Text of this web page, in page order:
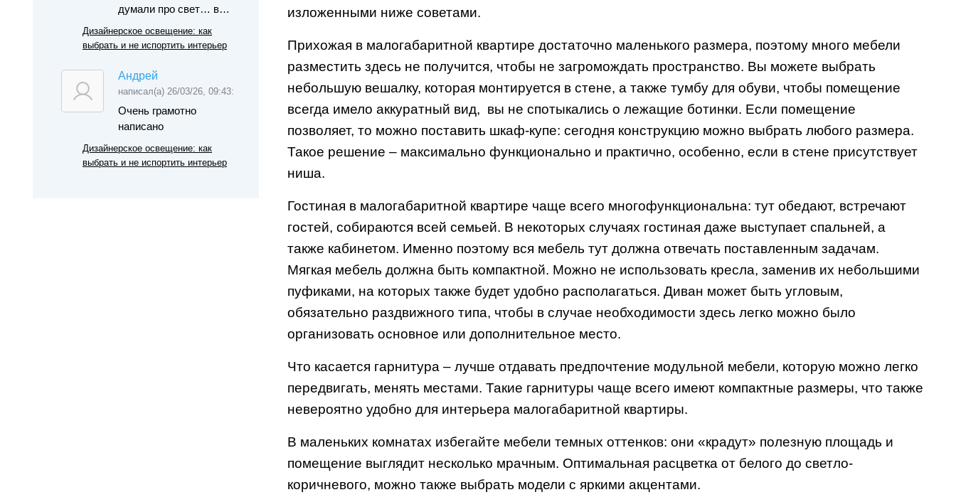
думали про свет… в…
Дизайнерское освещение: как
выбрать и не испортить интерьер
Андрей
написал(а) 26/03/26, 09:43:
Очень грамотно
написано
Дизайнерское освещение: как
выбрать и не испортить интерьер
изложенными ниже советами.
Прихожая в малогабаритной квартире достаточно маленького размера, поэтому много мебели
разместить здесь не получится, чтобы не загромождать пространство. Вы можете выбрать
небольшую вешалку, которая монтируется в стене, а также тумбу для обуви, чтобы помещение
всегда имело аккуратный вид, вы не спотыкались о лежащие ботинки. Если помещение
позволяет, то можно поставить шкаф-купе: сегодня конструкцию можно выбрать любого размера.
Такое решение – максимально функционально и практично, особенно, если в стене присутствует
ниша.
Гостиная в малогабаритной квартире чаще всего многофункциональна: тут обедают, встречают
гостей, собираются всей семьей. В некоторых случаях гостиная даже выступает спальней, а
также кабинетом. Именно поэтому вся мебель тут должна отвечать поставленным задачам.
Мягкая мебель должна быть компактной. Можно не использовать кресла, заменив их небольшими
пуфиками, на которых также будет удобно располагаться. Диван может быть угловым,
обязательно раздвижного типа, чтобы в случае необходимости здесь легко можно было
организовать основное или дополнительное место.
Что касается гарнитура – лучше отдавать предпочтение модульной мебели, которую можно легко
передвигать, менять местами. Такие гарнитуры чаще всего имеют компактные размеры, что также
невероятно удобно для интерьера малогабаритной квартиры.
В маленьких комнатах избегайте мебели темных оттенков: они «крадут» полезную площадь и
помещение выглядит несколько мрачным. Оптимальная расцветка от белого до светло-
коричневого, можно также выбрать модели с яркими акцентами.